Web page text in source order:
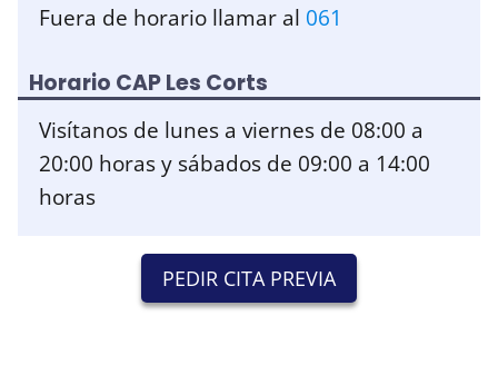
Fuera de horario llamar al 061
Horario CAP Les Corts
Visítanos de lunes a viernes de 08:00 a
20:00 horas y sábados de 09:00 a 14:00
horas
PEDIR CITA PREVIA